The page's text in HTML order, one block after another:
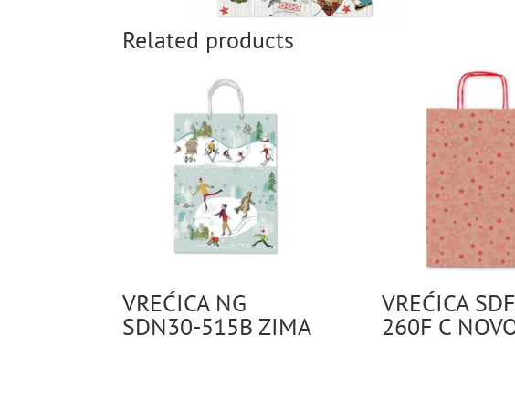
Related products
VREĆICA NG
SDN30-515B ZIMA
VREĆICA
260F C